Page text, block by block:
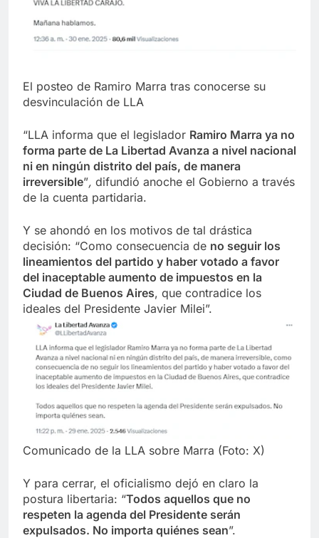
El posteo de Ramiro Marra tras conocerse su
desvinculación de LLA
“LLA informa que el legislador Ramiro Marra ya no
forma parte de La Libertad Avanza a nivel nacional
ni en ningún distrito del país, de manera
irreversible”, difundió anoche el Gobierno a través
de la cuenta partidaria.
Y se ahondó en los motivos de tal drástica
decisión: “Como consecuencia de no seguir los
lineamientos del partido y haber votado a favor
del inaceptable aumento de impuestos en la
Ciudad de Buenos Aires, que contradice los
ideales del Presidente Javier Milei”.
Comunicado de la LLA sobre Marra (Foto: X)
Y para cerrar, el oficialismo dejó en claro la
postura libertaria: “Todos aquellos que no
respeten la agenda del Presidente serán
expulsados. No importa quiénes sean”.